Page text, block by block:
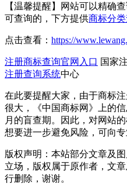
【温馨提醒】网站可以精确
可查询的，下方提供商标分
点击查看： https://
注册商标查询官网入口 国家
注册查询系统中心
在此要提醒大家，由于商标
很大，《中国商标网》上的
月的盲查期。因此，对网站
想要进一步避免风险，可向专
版权声明：本站部分文章及
立场，版权属于原作者，文
行删除，谢谢。